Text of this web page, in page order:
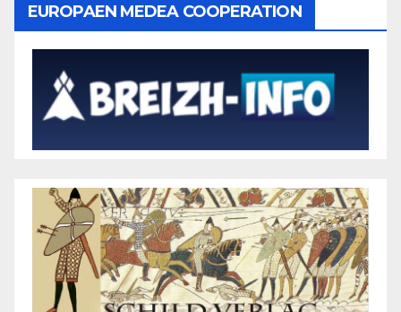
EUROPAEN MEDEA COOPERATION